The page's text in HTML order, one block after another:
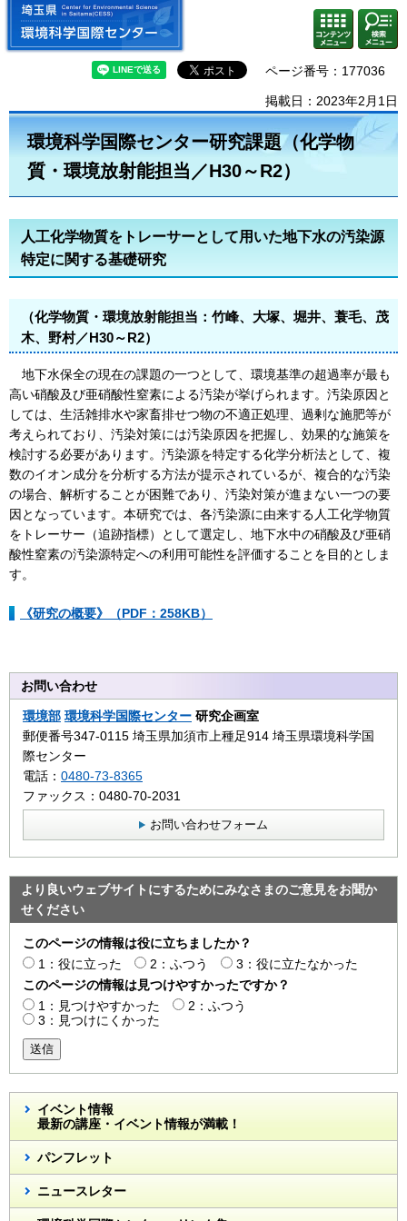
埼玉県 環境科学国際センター
コンテ
ンツメ
ニュー
検索・
共通メ
ニュー
ページ番号：177036
掲載日：2023年2月1日
環境科学国際センター研究課題（化学物
質・環境放射能担当／H30～R2）
人工化学物質をトレーサーとして用いた地下水の汚染源
特定に関する基礎研究
（化学物質・環境放射能担当：竹峰、大塚、堀井、蓑毛、茂
木、野村／H30～R2）
地下水保全の現在の課題の一つとして、環境基準の超過率が最も
高い硝酸及び亜硝酸性窒素による汚染が挙げられます。汚染原因と
しては、生活雑排水や家畜排せつ物の不適正処理、過剰な施肥等が
考えられており、汚染対策には汚染原因を把握し、効果的な施策を
検討する必要があります。汚染源を特定する化学分析法として、複
数のイオン成分を分析する方法が提示されているが、複合的な汚染
の場合、解析することが困難であり、汚染対策が進まない一つの要
因となっています。本研究では、各汚染源に由来する人工化学物質
をトレーサー（追跡指標）として選定し、地下水中の硝酸及び亜硝
酸性窒素の汚染源特定への利用可能性を評価することを目的としま
す。
《研究の概要》（PDF：258KB）
お問い合わせ
環境部 環境科学国際センター 研究企画室
郵便番号347-0115 埼玉県加須市上種足914 埼玉県環境科学国
際センター
電話： 0480-73-8365
ファックス：0480-70-2031
お問い合わせフォーム
より良いウェブサイトにするためにみなさまのご意見をお聞か
せください
このページの情報は役に立ちましたか？
1：役に立った
2：ふつう
3：役に立たなかった
このページの情報は見つけやすかったですか？
1：見つけやすかった
2：ふつう
3：見つけにくかった
送信
イベント情報
最新の講座・イベント情報が満載！
パンフレット
ニュースレター